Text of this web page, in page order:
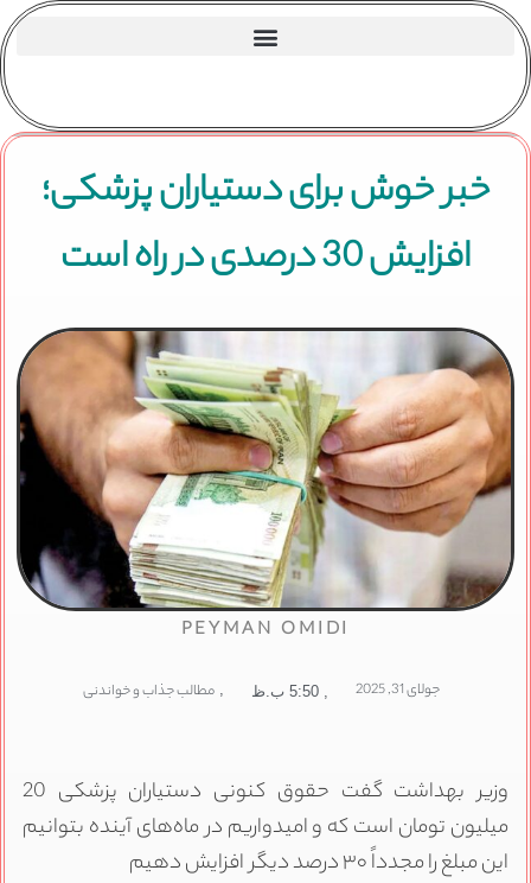
خبر خوش برای دستیاران پزشکی؛
افزایش 30 درصدی در راه است
PEYMAN OMIDI
جولای 31, 2025 5:50 ب.ظ , مطالب جذاب و خواندنی
وزیر بهداشت گفت حقوق کنونی دستیاران پزشکی 20
میلیون تومان است که و امیدواریم در ماه‌های آینده بتوانیم
این مبلغ را مجدداً ۳۰ درصد دیگر افزایش دهیم